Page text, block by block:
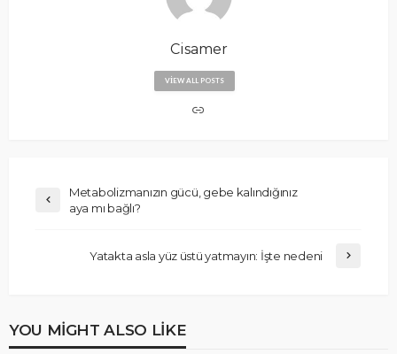
Cisamer
VIEW ALL POSTS
Metabolizmanızın gücü, gebe kalındığınız
aya mı bağlı?
Yatakta asla yüz üstü yatmayın: İşte nedeni
YOU MIGHT ALSO LIKE